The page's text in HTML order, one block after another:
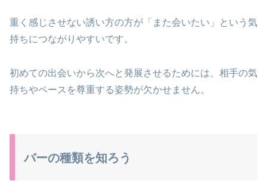
重く感じさせない誘い方の方が「また会いたい」という気
持ちにつながりやすいです。
初めての出会いから次へと発展させるためには、相手の気
持ちやペースを尊重する姿勢が欠かせません。
バーの種類を知ろう